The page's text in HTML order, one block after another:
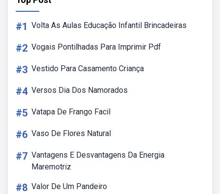
#1 Volta As Aulas Educação Infantil Brincadeiras
#2 Vogais Pontilhadas Para Imprimir Pdf
#3 Vestido Para Casamento Criança
#4 Versos Dia Dos Namorados
#5 Vatapa De Frango Facil
#6 Vaso De Flores Natural
#7 Vantagens E Desvantagens Da Energia
Maremotriz
#8 Valor De Um Pandeiro